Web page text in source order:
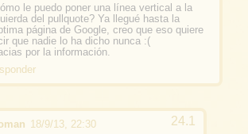
le puedo poner una línea vertical a la
del pullquote? Ya llegué hasta la
página de Google, creo que eso quiere
que nadie lo ha dicho nunca :(
por la información.
18/9/13, 22:30